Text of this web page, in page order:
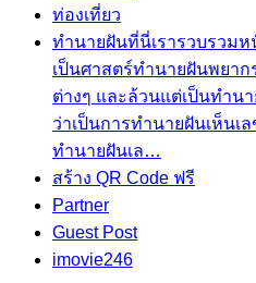
ท่องเที่ยว
ทำนายฝันที่นี่เรารวบรวม
เป็นศาสตร์ทำนายฝันพยา
ต่างๆ และล้วนแต่เป็นทํา
ว่าเป็นการทำนายฝันเห็น
ทํานายฝันเล…
สร้าง QR Code ฟรี
Partner
Guest Post
imovie246